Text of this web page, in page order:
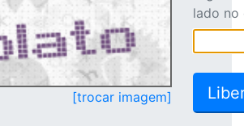
[trocar imagem]
lado no